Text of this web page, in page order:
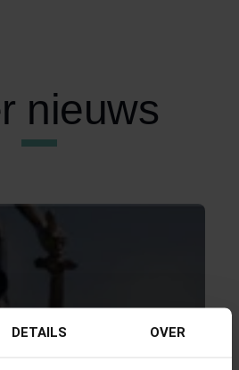
DETAILS OVER
nieuws